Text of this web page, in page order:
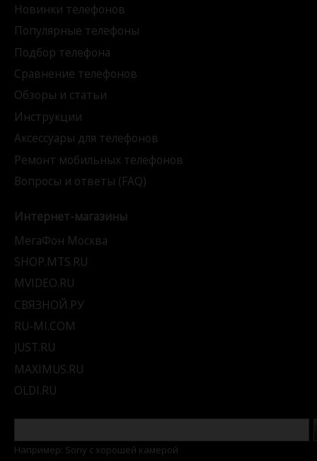
Новинки телефонов
Популярные телефоны
Подбор телефона
Сравнение телефонов
Обзоры и статьи
Инструкции
Аксессуары для телефонов
Ремонт мобильных телефонов
Вопросы и ответы (FAQ)
Интернет-магазины
МегаФон Москва
SHOP.MTS.RU
MVIDEO.RU
СВЯЗНОЙ.РУ
RU-MI.COM
JUST.RU
MAXIMUS.RU
OLDI.RU
Например: Sony c хорошей камерой